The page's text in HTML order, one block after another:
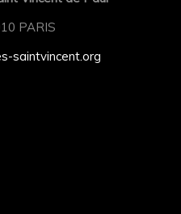
PARIS
saintvincent.org